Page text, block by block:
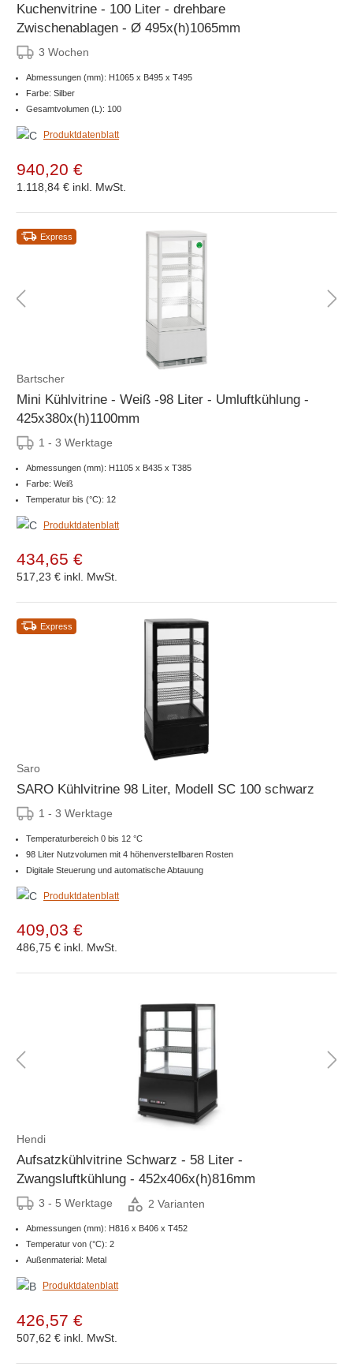
Kuchenvitrine - 100 Liter - drehbare
Zwischenablagen - Ø 495x(h)1065mm
3 Wochen
Abmessungen (mm): H1065 x B495 x T495
Farbe: Silber
Gesamtvolumen (L): 100
Produktdatenblatt
940,20 €
1.118,84 € inkl. MwSt.
Express
Bartscher
Mini Kühlvitrine - Weiß -98 Liter - Umluftkühlung -
425x380x(h)1100mm
1 - 3 Werktage
Abmessungen (mm): H1105 x B435 x T385
Farbe: Weiß
Temperatur bis (°C): 12
Produktdatenblatt
434,65 €
517,23 € inkl. MwSt.
Express
Saro
SARO Kühlvitrine 98 Liter, Modell SC 100 schwarz
1 - 3 Werktage
Temperaturbereich 0 bis 12 °C
98 Liter Nutzvolumen mit 4 höhenverstellbaren Rosten
Digitale Steuerung und automatische Abtauung
Produktdatenblatt
409,03 €
486,75 € inkl. MwSt.
Hendi
Aufsatzkühlvitrine Schwarz - 58 Liter -
Zwangsluftkühlung - 452x406x(h)816mm
3 - 5 Werktage 2 Varianten
Abmessungen (mm): H816 x B406 x T452
Temperatur von (°C): 2
Außenmaterial: Metal
Produktdatenblatt
426,57 €
507,62 € inkl. MwSt.